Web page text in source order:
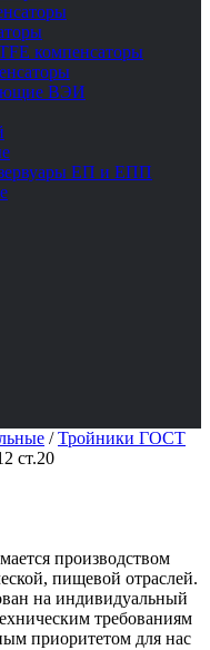
компенсаторы
ВЭИ
ЕП и ЕПП
/Тройники ГОСТ
ст.20
производством
пищевой отраслей.
на индивидуальный
требованиям
приоритетом для нас